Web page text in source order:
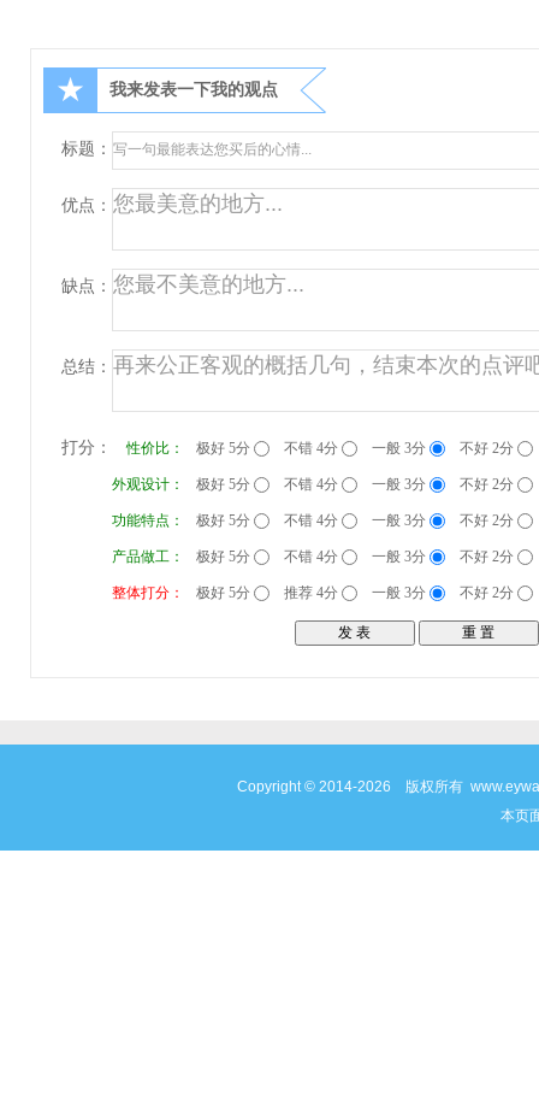
★ 我来发表一下我的观点
标题：
优点：
缺点：
总结：
打分： 性价比： 极好 5分 不错 4分 一般 3分 不好 2分
外观设计： 极好 5分 不错 4分 一般 3分 不好 2分
功能特点： 极好 5分 不错 4分 一般 3分 不好 2分
产品做工： 极好 5分 不错 4分 一般 3分 不好 2分
整体打分： 极好 5分 推荐 4分 一般 3分 不好 2分
Copyright © 2014-2026 版权所有
本页